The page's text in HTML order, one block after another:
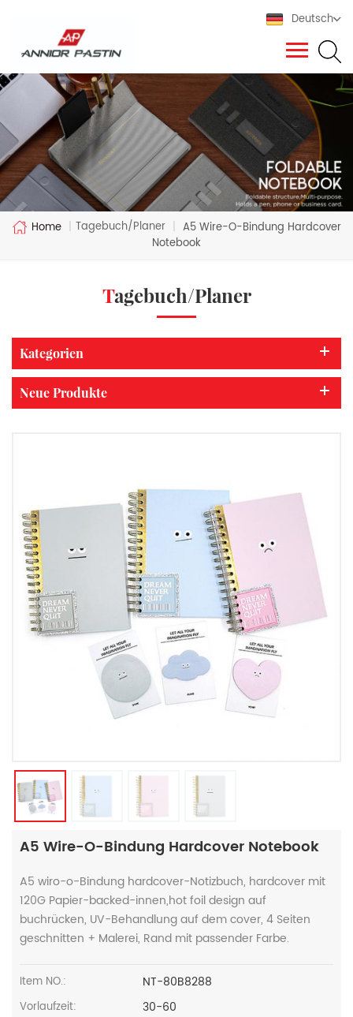
Deutsch
Home | Tagebuch/Planer | A5 Wire-O-Bindung Hardcover
Notebook
Tagebuch/Planer
Kategorien
Neue Produkte
A5 Wire-O-Bindung Hardcover Notebook
A5 wiro-o-Bindung hardcover-Notizbuch, hardcover mit
120G Papier-backed-innen,hot foil design auf
buchrücken, UV-Behandlung auf dem cover, 4 Seiten
geschnitten + Malerei, Rand mit passender Farbe.
Item NO.: NT-80B8288
Vorlaufzeit: 30-60